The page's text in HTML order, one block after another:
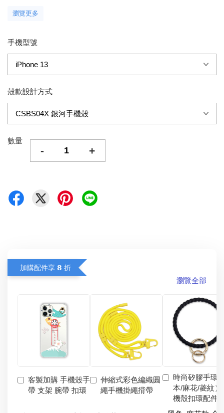
瀏覽更多
手機型號
殼款設計方式
數量
- +
加購配件享 𝟴 折
瀏覽全部
客製加購 手機殼手
帶 支架 腕帶 扣環
伸縮式彩色編織圓
繩手機掛繩揹帶
時尚矽膠手環
本/麻花/菱紋）
機殼扣環配件